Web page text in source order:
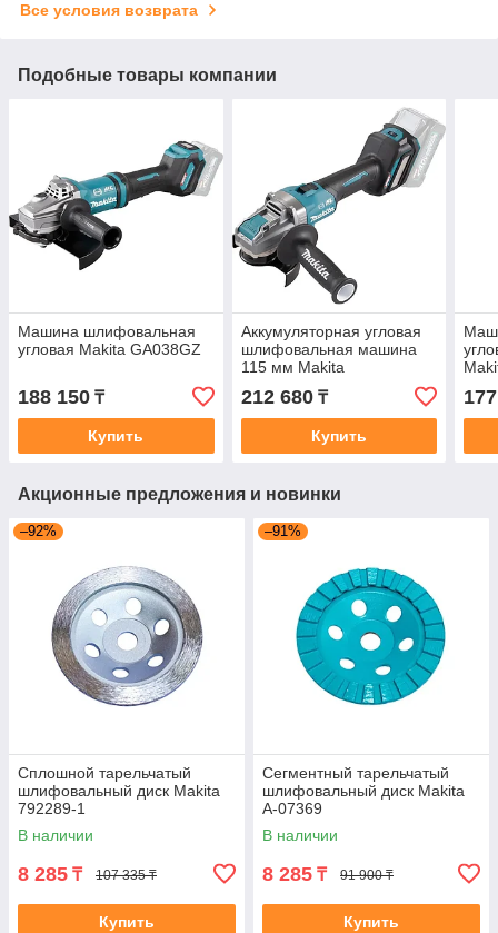
Все условия возврата
Подобные товары компании
Машина шлифовальная
угловая Makita GA038GZ
188 150 ₸
Купить
Аккумуляторная угловая
шлифовальная машина
115 мм Makita
GA040GZ01
212 680₸
Купить
Акционные предложения и новинки
–92%
Сплошной тарельчатый
шлифовальный диск Makita
792289-1
В наличии
8 285 ₸ 107 335 ₸
Купить
–91%
Сегментный тарельчатый
шлифовальный диск Makita
A-07369
В наличии
8 285 ₸ 91 900 ₸
Купить